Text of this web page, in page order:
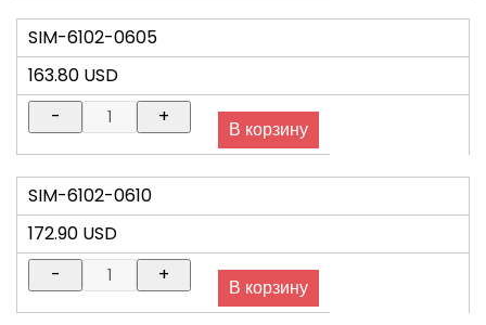
SIM-6102-0605
163.80 USD
SIM-6102-0610
172.90 USD